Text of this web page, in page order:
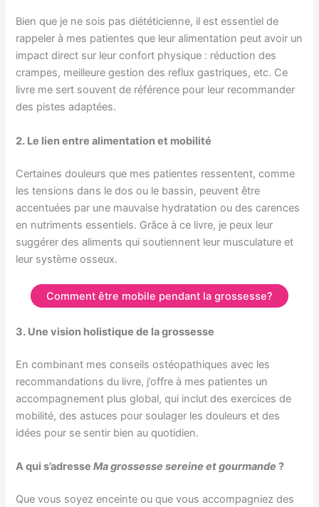
Bien que je ne sois pas diététicienne, il est essentiel de
rappeler à mes patientes que leur alimentation peut avoir un
impact direct sur leur confort physique : réduction des
crampes, meilleure gestion des reflux gastriques, etc. Ce
livre me sert souvent de référence pour leur recommander
des pistes adaptées.
2. Le lien entre alimentation et mobilité
Certaines douleurs que mes patientes ressentent, comme
les tensions dans le dos ou le bassin, peuvent être
accentuées par une mauvaise hydratation ou des carences
en nutriments essentiels. Grâce à ce livre, je peux leur
suggérer des aliments qui soutiennent leur musculature et
leur système osseux.
Comment être mobile pendant la grossesse?
3. Une vision holistique de la grossesse
En combinant mes conseils ostéopathiques avec les
recommandations du livre, j’offre à mes patientes un
accompagnement plus global, qui inclut des exercices de
mobilité, des astuces pour soulager les douleurs et des
idées pour se sentir bien au quotidien.
A qui s’adresseMa grossesse sereine et gourmande ?
Que vous soyez enceinte ou que vous accompagniez des